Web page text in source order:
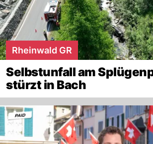
Rheinwald GR
Selbstunfall am
stürzt in Bach